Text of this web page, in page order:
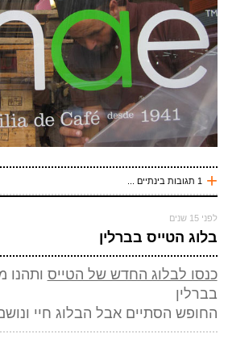
+ 1 תגובות בינתיים ...
יו, איזה מדהים
עכשיו אני !
*מייל (אף אחד לא
לפני 15 שנים
בלוג הטייס בברלין
כנסו לבלוג החדש של הטייס ותהנו
בברלין
החופש הסתיים אבל הבלוג חיי